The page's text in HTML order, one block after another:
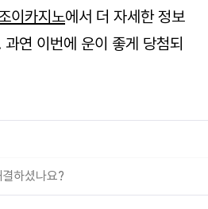
이카지노에서 더 자세한 정보
연 이번에 운이 좋게 당첨되
하셨나요?